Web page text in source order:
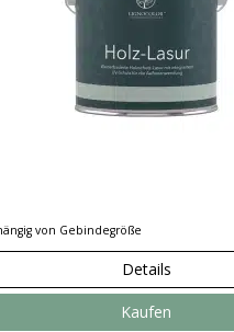
von Gebindegröße
Details
Kaufen